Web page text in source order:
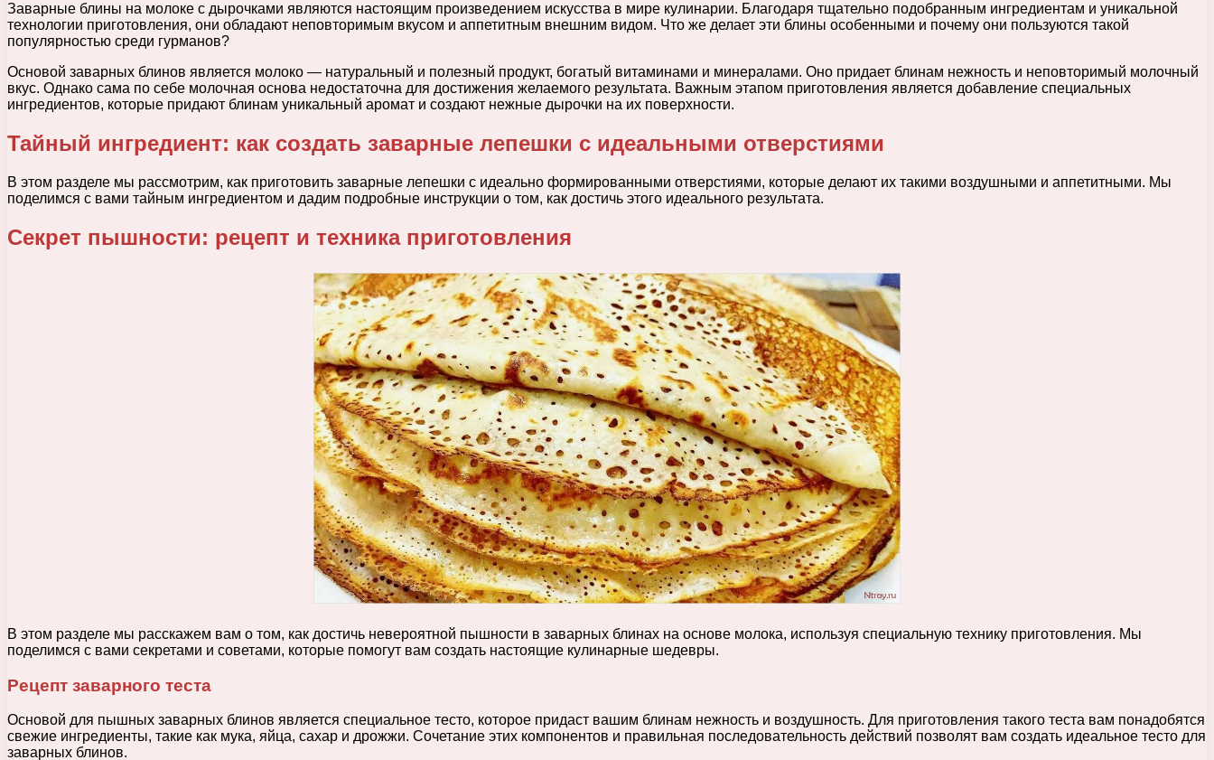
Заварные блины на молоке с дырочками являются настоящим произведением искусства в мире кулинарии. Благодаря тщательно подобранным ингредиентам и уникальной
технологии приготовления, они обладают неповторимым вкусом и аппетитным внешним видом. Что же делает эти блины особенными и почему они пользуются такой
популярностью среди гурманов?
Основой заварных блинов является молоко — натуральный и полезный продукт, богатый витаминами и минералами. Оно придает блинам нежность и неповторимый молочный
вкус. Однако сама по себе молочная основа недостаточна для достижения желаемого результата. Важным этапом приготовления является добавление специальных
ингредиентов, которые придают блинам уникальный аромат и создают нежные дырочки на их поверхности.
Тайный ингредиент: как создать заварные лепешки с идеальными отверстиями
В этом разделе мы рассмотрим, как приготовить заварные лепешки с идеально формированными отверстиями, которые делают их такими воздушными и аппетитными. Мы
поделимся с вами тайным ингредиентом и дадим подробные инструкции о том, как достичь этого идеального результата.
Секрет пышности: рецепт и техника приготовления
В этом разделе мы расскажем вам о том, как достичь невероятной пышности в заварных блинах на основе молока, используя специальную технику приготовления. Мы
поделимся с вами секретами и советами, которые помогут вам создать настоящие кулинарные шедевры.
Рецепт заварного теста
Основой для пышных заварных блинов является специальное тесто, которое придаст вашим блинам нежность и воздушность. Для приготовления такого теста вам понадобятся
свежие ингредиенты, такие как мука, яйца, сахар и дрожжи. Сочетание этих компонентов и правильная последовательность действий позволят вам создать идеальное тесто для
заварных блинов.